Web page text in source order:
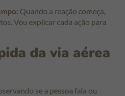
Quando a reação começa,
Vou explicar cada ação para
da via aérea
se a pessoa fala ou